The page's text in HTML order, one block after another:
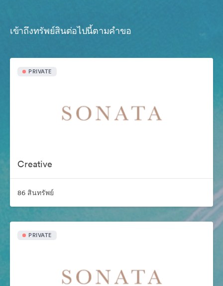
เข้าถึงทรัพย์สินต่อไปนี้ตามคำขอ
PRIVATE
Creative
86 สินทรัพย์
PRIVATE